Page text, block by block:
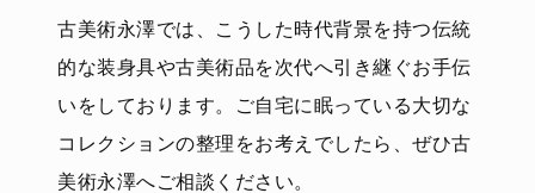
古美術永澤では、こうした時代背景を持つ伝統
的な装身具や古美術品を次代へ引き継ぐお手伝
いをしております。ご自宅に眠っている大切な
コレクションの整理をお考えでしたら、ぜひ古
美術永澤へご相談ください。